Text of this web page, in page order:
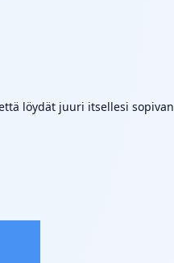
löydät juuri itsellesi sopivan